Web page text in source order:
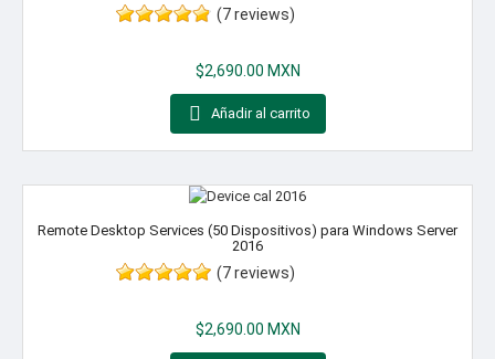
(7 reviews)
$2,690.00 MXN
 Añadir al carrito
Remote Desktop Services (50 Dispositivos) para Windows Server
2016
(7 reviews)
$2,690.00 MXN